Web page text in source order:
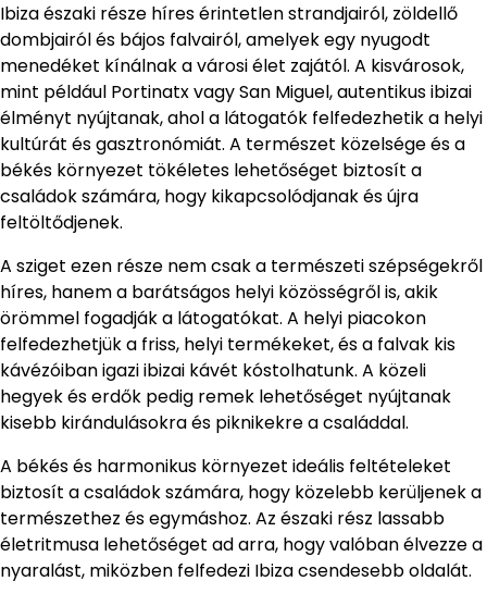
Ibiza északi része híres érintetlen strandjairól, zöldellő
dombjairól és bájos falvairól, amelyek egy nyugodt
menedéket kínálnak a városi élet zajától. A kisvárosok,
mint például Portinatx vagy San Miguel, autentikus ibizai
élményt nyújtanak, ahol a látogatók felfedezhetik a helyi
kultúrát és gasztronómiát. A természet közelsége és a
békés környezet tökéletes lehetőséget biztosít a
családok számára, hogy kikapcsolódjanak és újra
feltöltődjenek.
A sziget ezen része nem csak a természeti szépségekről
híres, hanem a barátságos helyi közösségről is, akik
örömmel fogadják a látogatókat. A helyi piacokon
felfedezhetjük a friss, helyi termékeket, és a falvak kis
kávézóiban igazi ibizai kávét kóstolhatunk. A közeli
hegyek és erdők pedig remek lehetőséget nyújtanak
kisebb kirándulásokra és piknikekre a családdal.
A békés és harmonikus környezet ideális feltételeket
biztosít a családok számára, hogy közelebb kerüljenek a
természethez és egymáshoz. Az északi rész lassabb
életritmusa lehetőséget ad arra, hogy valóban élvezze a
nyaralást, miközben felfedezi Ibiza csendesebb oldalát.